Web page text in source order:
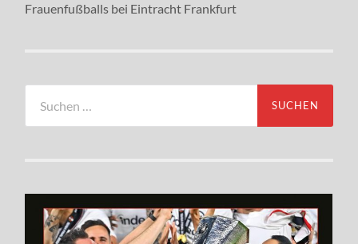
Frauenfußballs bei Eintracht Frankfurt
nach: